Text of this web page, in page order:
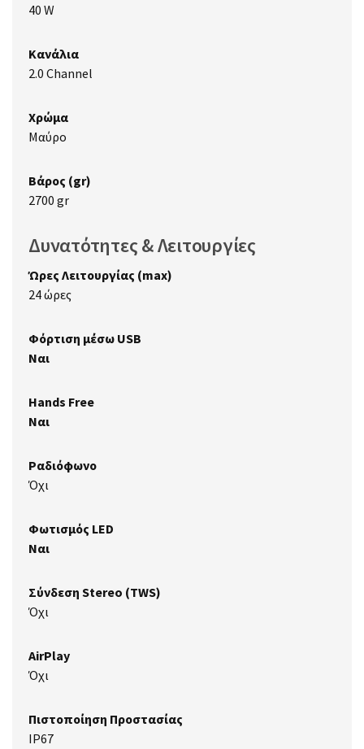
40 W
Κανάλια
2.0 Channel
Χρώμα
Μαύρο
Βάρος (gr)
2700 gr
Δυνατότητες & Λειτουργίες
Ώρες Λειτουργίας (max)
24 ώρες
Φόρτιση μέσω USB
Ναι
Hands Free
Ναι
Ραδιόφωνο
Όχι
Φωτισμός LED
Ναι
Σύνδεση Stereo (TWS)
Όχι
AirPlay
Όχι
Πιστοποίηση Προστασίας
IP67